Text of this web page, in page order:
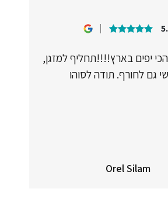
יפים בארץ!!!!תחליף למזגן,
גם לחורף. תודה לסוהו
Orel Silam